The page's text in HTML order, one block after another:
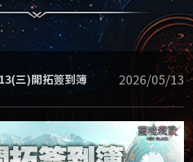
三)開拓簽到簿 2026/05/13